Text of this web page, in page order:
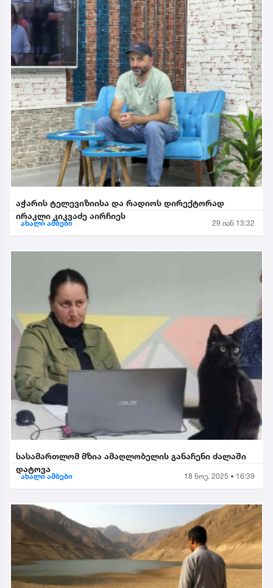
აჭარის ტელევიზიისა და რადიოს დირექტორად
ირაკლი კიკვაძე აირჩიეს
ახალი ამბები 29 იან 13:32
სასამართლომ მზია ამაღლობელის განაჩენი ძალაში
დატოვა
ახალი ამბები 18 ნოე. 2025 • 16:39